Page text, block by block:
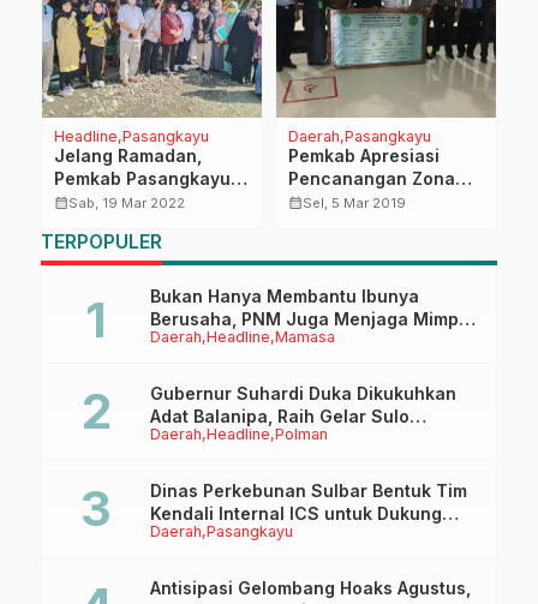
Headline Pasangkayu
Jelang Ramadan,
Pemkab Pasangkayu
Sidak Harga Sembako
calendar_monthSab, 19 Mar 2022
Daerah Pasangkayu
Pemkab Apresiasi
Pencanangan Zona
Integritas di PN
calendar_monthSel, 5 Mar 2019
TERPOPULER
Daerah Headline Mamasa
Bukan Hanya Membantu Ibunya
Berusaha, PNM Juga Menjaga Mimpi
Anaknya Untuk Menggapai Cita-Cita
Daerah Headline Polman
Gubernur Suhardi Duka Dikukuhkan
Adat Balanipa, Raih Gelar Sulo
Tappidena
Daerah Pasangkayu
Dinas Perkebunan Sulbar Bentuk Tim
Kendali Internal ICS untuk Dukung
Sertifikasi ISPO Pekebun di
Antisipasi Gelombang Hoaks Agustus,